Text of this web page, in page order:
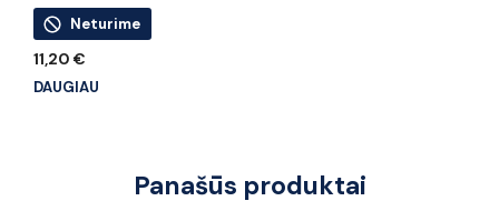
Neturime
11,20 €
DAUGIAU
Panašūs produktai